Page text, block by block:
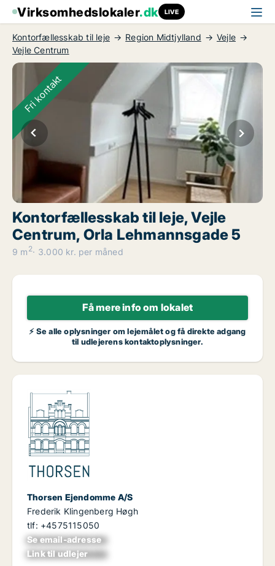
Virksomhedslokaler.dk LIVE
Kontorfællesskab til leje Region Midtjylland
Vejle
Vejle Centrum
Fri kontakt
Kontorfællesskab til leje, Vejle
Centrum, Orla Lehmannsgade 5
9 m 2 3.000 kr. per måned
Få mere info om lokalet
⚡ Se alle oplysninger om lejemålet og få direkte adgang
til udlejerens kontaktoplysninger.
Thorsen Ejendomme A/S
Frederik Klingenberg Høgh
tlf: +4575115050
Se email-adresse
xxxxxxxxxxxxxxxx
Link til udlejer
xxxxxxxxxxxxxxxx